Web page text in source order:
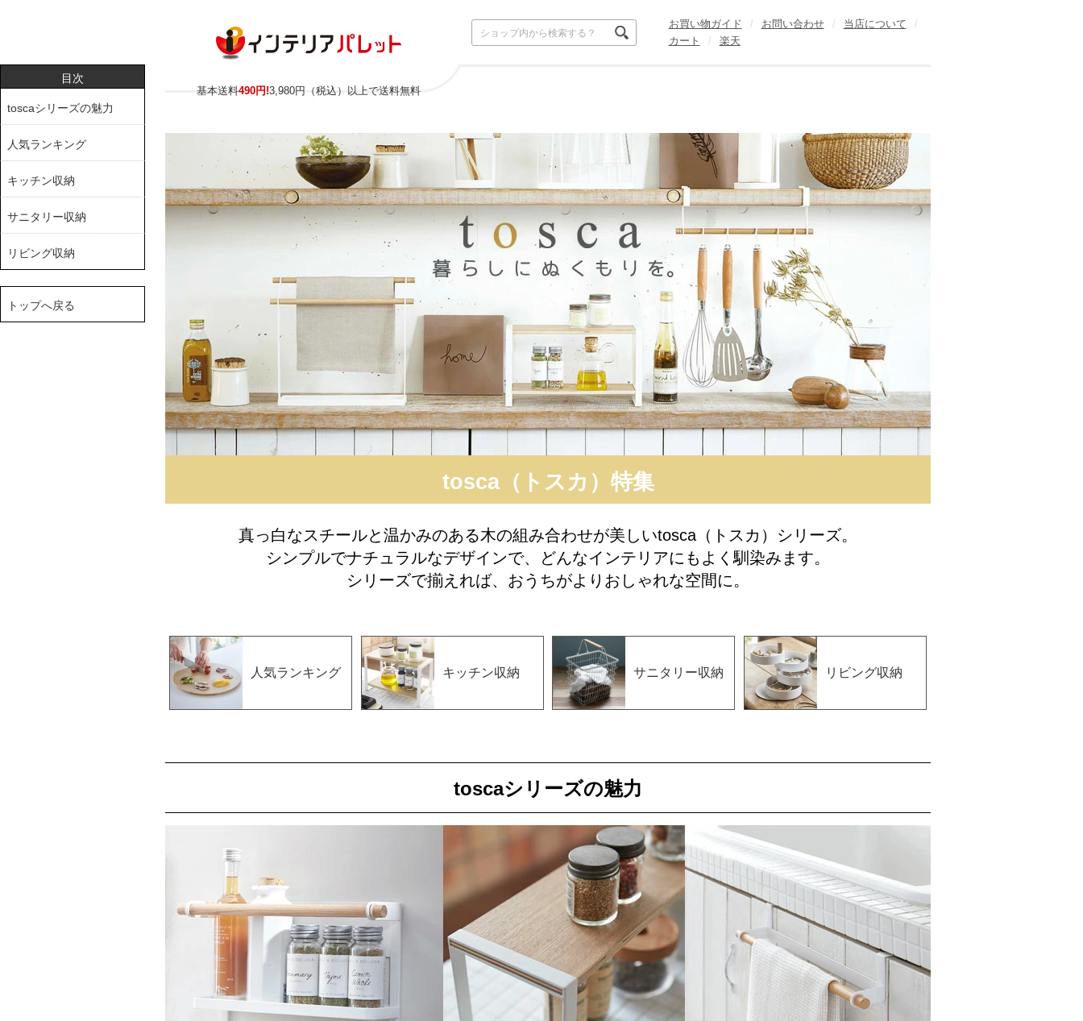
目次
toscaシリーズの魅力
人気ランキング
キッチン収納
サニタリー収納
リビング収納
トップへ戻る
tosca（トスカ）特集
真っ白なスチールと温かみのある木の組み合わせが美しいtosca（トスカ）シリーズ。
シンプルでナチュラルなデザインで、どんなインテリアにもよく馴染みます。
シリーズで揃えれば、おうちがよりおしゃれな空間に。
人気ランキング キッチン収納 サニタリー収納 リビング収納
toscaシリーズの魅力